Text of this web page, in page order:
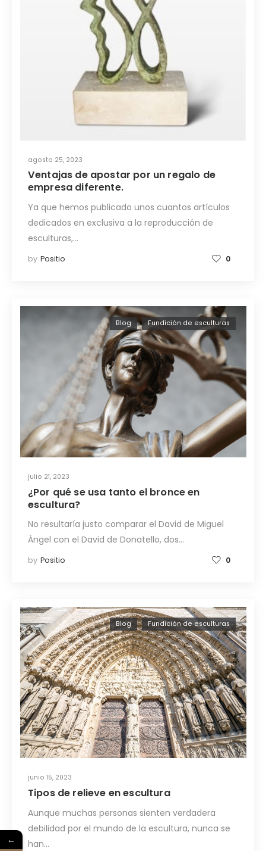
agosto 25, 2023
Ventajas de apostar por un regalo de
empresa diferente.
Ya que hemos publicado unos cuantos artículos
dedicados en exclusiva a la reproducción de
esculturas,…
by Positio 0
julio 21, 2023
Blog Fundición de esculturas
¿Por qué se usa tanto el bronce en
escultura?
No resultaría justo comparar el David de Miguel
Ángel con el David de Donatello, dos…
by Positio 0
junio 15, 2023
Blog Fundición de esculturas
Tipos de relieve en escultura
Aunque muchas personas sienten verdadera
debilidad por el mundo de la escultura, nunca se
han…
←